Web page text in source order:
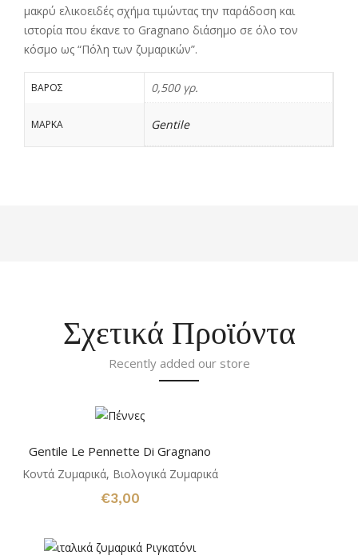
μακρύ ελικοειδές σχήμα τιμώντας την παράδοση και
ιστορία που έκανε το Gragnano διάσημο σε όλο τον
κόσμο ως “Πόλη των ζυμαρικών”.
ΒΆΡΟΣ 0,500 γρ.
ΜΑΡΚΑ Gentile
Σχετικά Προϊόντα
Recently added our store
Gentile Le Pennette Di Gragnano
Κοντά Ζυμαρικά, Βιολογικά Ζυμαρικά
€3,00